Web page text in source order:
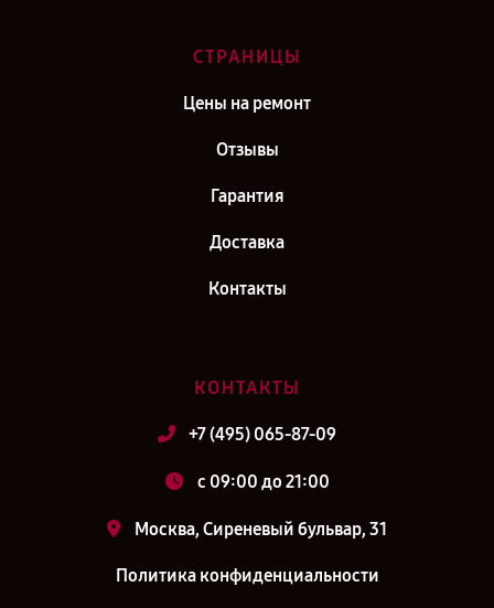
СТРАНИЦЫ
Цены на ремонт
Отзывы
Гарантия
Доставка
Контакты
КОНТАКТЫ
+7 (495) 065-87-09
c 09:00 до 21:00
Москва, Сиреневый бульвар, 31
Политика конфиденциальности